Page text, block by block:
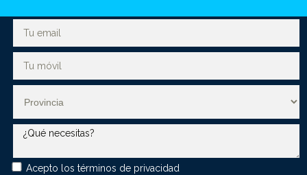
Acepto los términos de privacidad